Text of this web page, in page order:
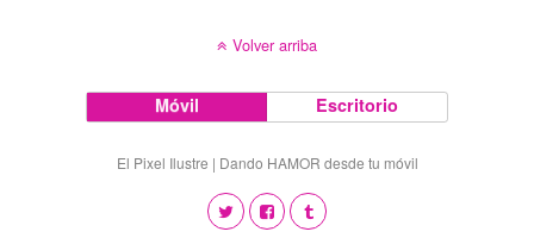
Volver arriba
Móvil Escritorio
El Pixel Ilustre | Dando HAMOR desde tu móvil